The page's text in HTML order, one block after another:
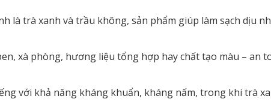
là trà xanh và trầu không, sản phẩm giúp làm sạch dịu
xà phòng, hương liệu tổng hợp haychấttạo màu – an
với khả năng kháng khuẩn, kháng nấm, trong khi trà